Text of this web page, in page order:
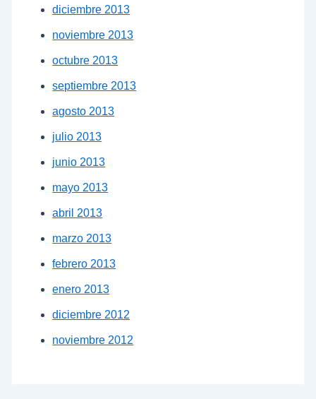
diciembre 2013
noviembre 2013
octubre 2013
septiembre 2013
agosto 2013
julio 2013
junio 2013
mayo 2013
abril 2013
marzo 2013
febrero 2013
enero 2013
diciembre 2012
noviembre 2012